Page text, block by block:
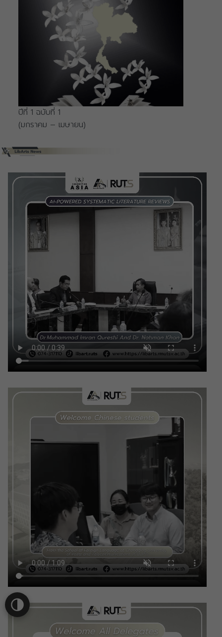
ปีที่ 1 ฉบับที่ 1
(มกราคม – เมษายน)